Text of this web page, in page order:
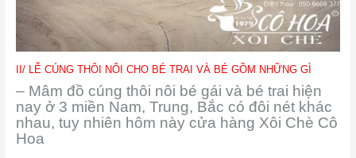
II/ LỄ CÚNG THÔI NÔI CHO BÉ TRAI VÀ BÉ GỒM NHỮNG GÌ
– Mâm đồ cúng thôi nôi bé gái và bé trai hiện
nay ở 3 miền Nam, Trung, Bắc có đôi nét khác
nhau, tuy nhiên hôm này cửa hàng Xôi Chè Cô
Hoa